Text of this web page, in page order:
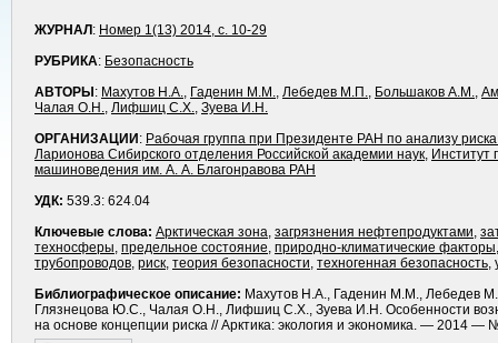
ЖУРНАЛ : Номер 1(13) 2014, с. 10-29
РУБРИКА: Безопасность
АВТОРЫ : Махутов Н.А., Гаденин М.М., Лебедев М.П., Большаков А.М.,
Чалая О.Н., Лифшиц С.Х., Зуева И.Н.
ОРГАНИЗАЦИИ : Рабочая группа при Президенте РАН по анализу
Ларионова Сибирского отделения Российской академии наук, Институт
машиноведения им. А. А. Благонравова РАН
УДК: 539.3: 624.04
Ключевые слова: Арктическая зона, загрязнения нефтепродуктами,
техносферы, предельное состояние, природно-климатические факторы
трубопроводов, риск, теория безопасности, техногенная безопасность,
Библиографическое описание: Махутов Н.А., Гаденин М.М., Лебедев
Глязнецова Ю.С., Чалая О.Н., Лифшиц С.Х., Зуева И.Н. Особенности
на основе концепции риска // Арктика: экология и экономика. — 2014